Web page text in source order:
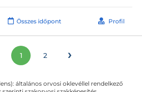
Összes időpont Profil
1 2 ›
általános orvosi oklevéllel rendelkező